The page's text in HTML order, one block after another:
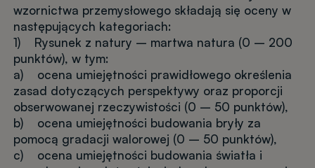
wzornictwa przemysłowego składają się oceny w
następujących kategoriach:
1) Rysunek z natury – martwa natura (0 – 200
punktów), w tym:
a) ocena umiejętności prawidłowego określenia
zasad dotyczących perspektywy oraz proporcji
obserwowanej rzeczywistości (0 – 50 punktów),
b) ocena umiejętności budowania bryły za
pomocą gradacji walorowej (0 – 50 punktów),
c) ocena umiejętności budowania światła i